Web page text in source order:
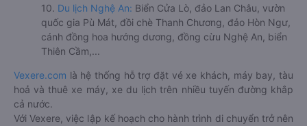
10. Du lịch Nghệ An: Biển Cửa Lò, đảo Lan Châu, vườn
quốc gia Pù Mát, đồi chè Thanh Chương, đảo Hòn Ngư,
cánh đồng hoa hướng dương, đồng cừu Nghệ An, biển
Thiên Cầm,...
Vexere.com là hệ thống hỗ trợ đặt vé xe khách, máy bay, tàu
hoả và thuê xe máy, xe du lịch trên nhiều tuyến đường khắp
cả nước.
Với Vexere, việc lập kế hoạch cho hành trình di chuyển trở nên